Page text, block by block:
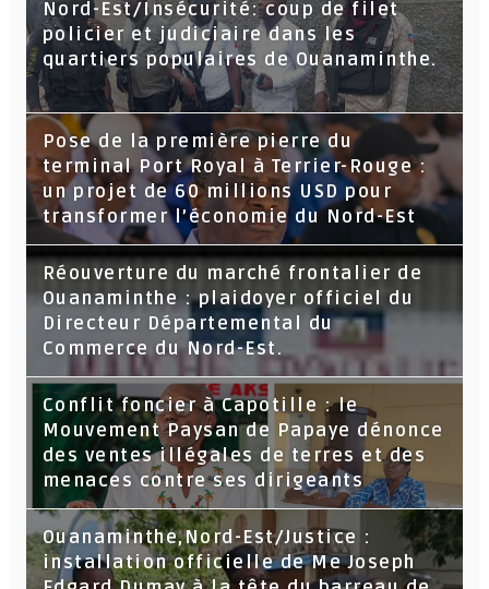
Nord-Est/Insécurité: coup de filet
policier et judiciaire dans les
quartiers populaires de Ouanaminthe.
Pose de la première pierre du
terminal Port Royal à Terrier-Rouge :
un projet de 60 millions USD pour
transformer l’économie du Nord-Est
Réouverture du marché frontalier de
Ouanaminthe : plaidoyer officiel du
Directeur Départemental du
Commerce du Nord-Est.
Conflit foncier à Capotille : le
Mouvement Paysan de Papaye dénonce
des ventes illégales de terres et des
menaces contre ses dirigeants
Ouanaminthe,Nord-Est/Justice :
installation officielle de Me Joseph